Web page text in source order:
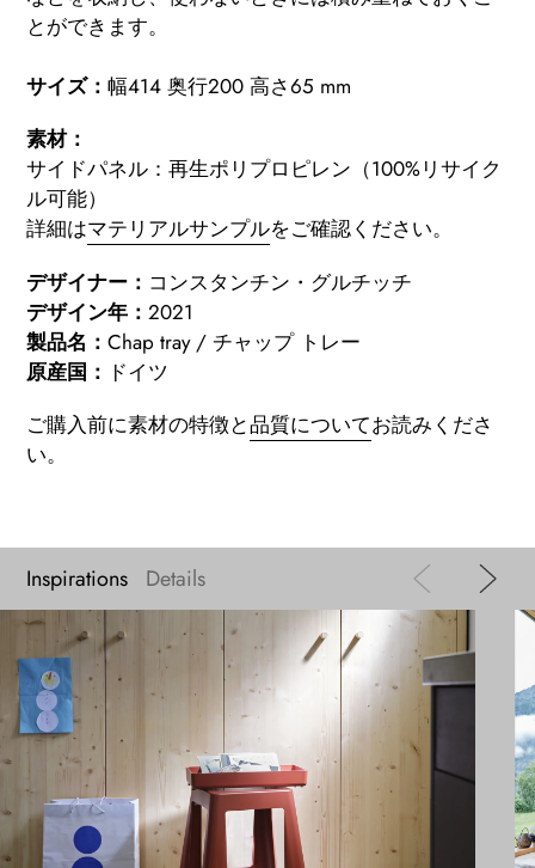
を
加
る
とができます。
サイズ： 幅414 奥行200 高さ65 mm
素材：
サイドパネル：再生ポリプロピレン（100%リサイク
ル可能）
詳細はマテリアルサンプルをご確認ください。
デザイナー： コンスタンチン・グルチッチ
デザイン年： 2021
製品名： Chap tray / チャップ トレー
原産国： ドイツ
ご購入前に素材の特徴と品質についてお読みくださ
い。
Inspirations Details